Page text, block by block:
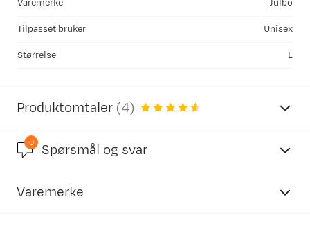
Varemerke Julbo
Tilpasset bruker Unisex
Størrelse L
Produktomtaler (4)
4.2
0 Spørsmål og svar
Varemerke